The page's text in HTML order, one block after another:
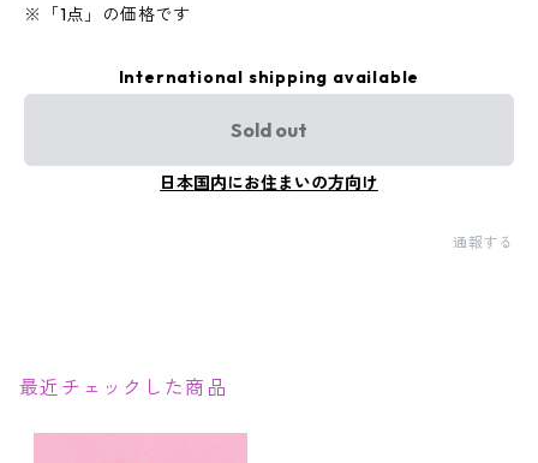
※「1点」の価格です
International shipping available
Sold out
日本国内にお住まいの方向け
通報する
最近チェックした商品